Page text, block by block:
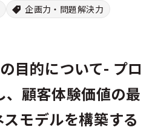
企画力・問題解決力
目的について- プロ
、顧客体験価値の最
モデルを構築する